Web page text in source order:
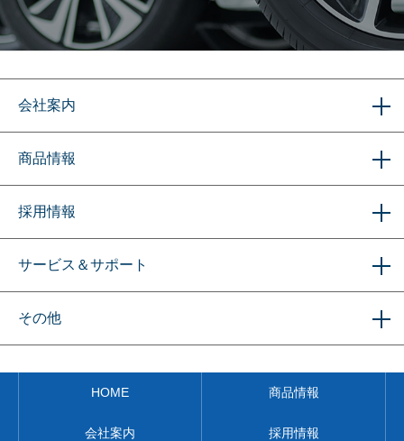
会社案内
商品情報
採用情報
サービス＆サポート
その他
HOME 商品情報
会社案内 採用情報